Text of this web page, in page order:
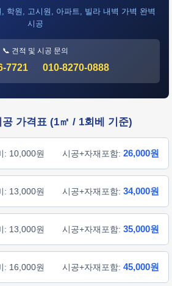
학원, 고시원, 아파트, 빌라 내벽 가벽 완벽
시공
📞 견적 및 시공 문의
7721 010-8270-0888
가격표 (1㎡ / 1회베 기준)
: 10,000원 시공+자재포함: 26,000원
: 13,000원 시공+자재포함: 34,000원
: 13,000원 시공+자재포함: 35,000원
: 16,000원 시공+자재포함: 45,000원